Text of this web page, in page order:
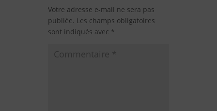
Votre adresse e-mail ne sera pas
publiée. Les champs obligatoires
sont indiqués avec *